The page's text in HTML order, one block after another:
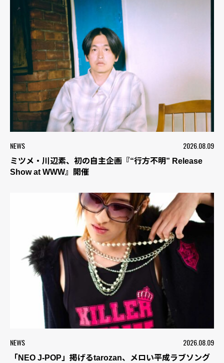
NEWS 2026.08.09
ミツメ・川辺素、初の自主企画『“行方不明” Release
Show at WWW』開催
NEWS 2026.08.09
「NEO J-POP」掲げるtarozan、メロい平成ラブソング